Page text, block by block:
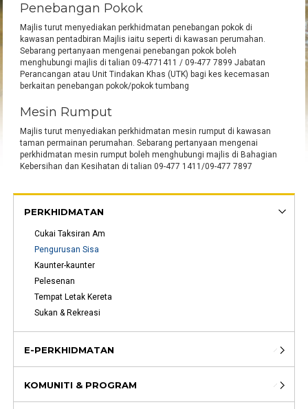
Penebangan Pokok
Majlis turut menyediakan perkhidmatan penebangan pokok di
kawasan pentadbiran Majlis iaitu seperti di kawasan perumahan.
Sebarang pertanyaan mengenai penebangan pokok boleh
menghubungi majlis di talian 09-4771411 / 09-477 7899 Jabatan
Perancangan atau Unit Tindakan Khas (UTK) bagi kes kecemasan
berkaitan penebangan pokok/pokok tumbang
Mesin Rumput
Majlis turut menyediakan perkhidmatan mesin rumput di kawasan
taman permainan perumahan. Sebarang pertanyaan mengenai
perkhidmatan mesin rumput boleh menghubungi majlis di Bahagian
Kebersihan dan Kesihatan di talian 09-477 1411/09-477 7897
PERKHIDMATAN
Cukai Taksiran Am
Pengurusan Sisa
Kaunter-kaunter
Pelesenan
Tempat Letak Kereta
Sukan & Rekreasi
E-PERKHIDMATAN
KOMUNITI & PROGRAM